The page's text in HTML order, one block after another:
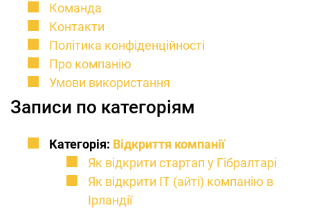
Команда
Контакти
Політика конфіденційності
Про компанію
Умови використання
Записи по категоріям
Категорія: Відкриття компанії
Як відкрити стартап у Гібралтарі
Як відкрити IT (айті) компанію в
Ірландії